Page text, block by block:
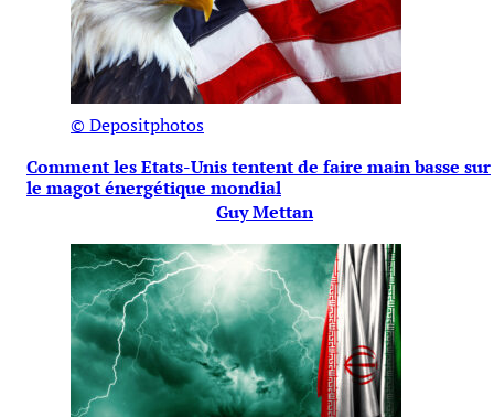
© Depositphotos
Comment les Etats-Unis tentent de faire main basse sur
le magot énergétique mondial
Guy Mettan